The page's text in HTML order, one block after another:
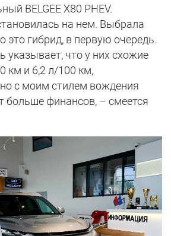
BELGEE X80 PHEV.
на нем. Выбрала
это гибрид, в первую очередь.
указывает, что у них схожие
км и 6,2 л/100 км,
но с моим стилем вождения
больше финансов, – смеется